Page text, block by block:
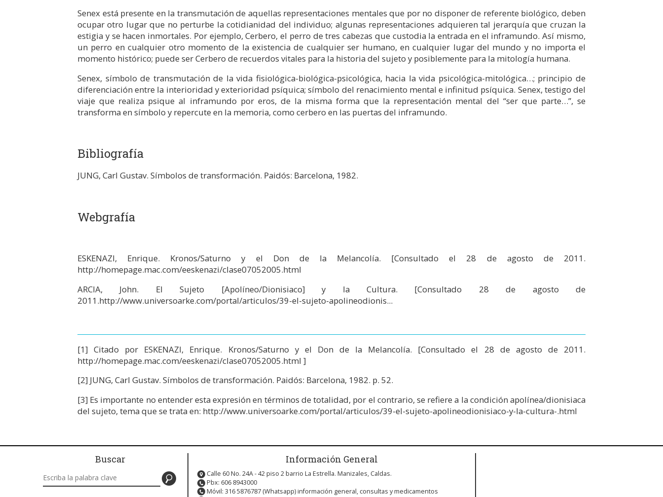
Senex está presente en la transmutación de aquellas representaciones mentales que por no disponer de referente biológico, deben
ocupar otro lugar que no perturbe la cotidianidad del individuo; algunas representaciones adquieren tal jerarquía que cruzan la
estigia y se hacen inmortales. Por ejemplo, Cerbero, el perro de tres cabezas que custodia la entrada en el inframundo. Así mismo,
un perro en cualquier otro momento de la existencia de cualquier ser humano, en cualquier lugar del mundo y no importa el
momento histórico; puede ser Cerbero de recuerdos vitales para la historia del sujeto y posiblemente para la mitología humana.
Senex, símbolo de transmutación de la vida fisiológica-biológica-psicológica, hacia la vida psicológica-mitológica…; principio de
diferenciación entre la interioridad y exterioridad psíquica; símbolo del renacimiento mental e infinitud psíquica. Senex, testigo del
viaje que realiza psique al inframundo por eros, de la misma forma que la representación mental del “ser que parte…”, se
transforma en símbolo y repercute en la memoria, como cerbero en las puertas del inframundo.
Bibliografía
JUNG, Carl Gustav. Símbolos de transformación. Paidós: Barcelona, 1982.
Webgrafía
ESKENAZI, Enrique. Kronos/Saturno y el Don de la Melancolía. [Consultado el 28 de agosto de 2011.
http://homepage.mac.com/eeskenazi/clase07052005.html
ARCIA, John. El Sujeto [Apolíneo/Dionisiaco] y la Cultura. [Consultado 28 de agosto de
2011.http://www.universoarke.com/portal/articulos/39-el-sujeto-apolineodionis...
[1] Citado por ESKENAZI, Enrique. Kronos/Saturno y el Don de la Melancolía. [Consultado el 28 de agosto de 2011.
http://homepage.mac.com/eeskenazi/clase07052005.html ]
[2] JUNG, Carl Gustav. Símbolos de transformación. Paidós: Barcelona, 1982. p. 52.
[3] Es importante no entender esta expresión en términos de totalidad, por el contrario, se refiere a la condición apolínea/dionisiaca
del sujeto, tema que se trata en: http://www.universoarke.com/portal/articulos/39-el-sujeto-apolineodionisiaco-y-la-cultura-.html
Buscar
Buscar en este sitio
Información General
Calle 60 No. 24A - 42 piso 2 barrio La Estrella. Manizales, Caldas.
Pbx: 606 8943000
Móvil: 316 5876787 (Whatsapp) información general, consultas y medicamentos